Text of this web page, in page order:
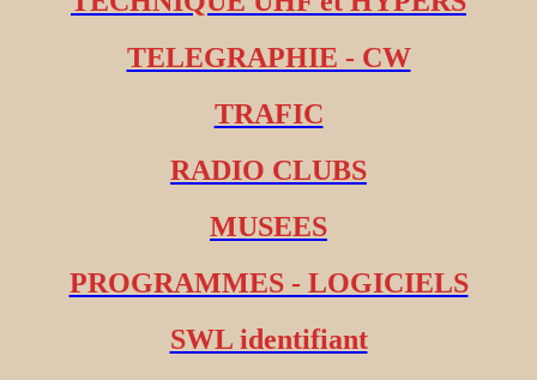
TELEGRAPHIE - CW
TRAFIC
RADIO CLUBS
MUSEES
PROGRAMMES - LOGICIELS
SWL identifiant